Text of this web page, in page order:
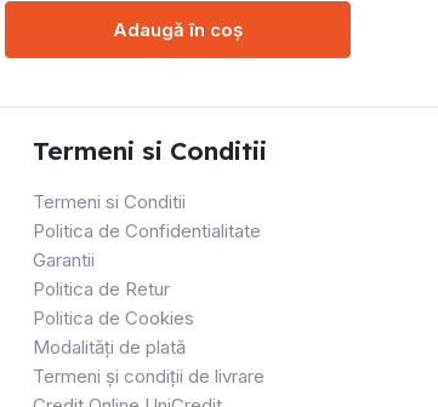
Adaugă în coș
Termeni si Conditii
Termeni si Conditii
Politica de Confidentialitate
Garantii
Politica de Retur
Politica de Cookies
Modalități de plată
Termeni și condiții de livrare